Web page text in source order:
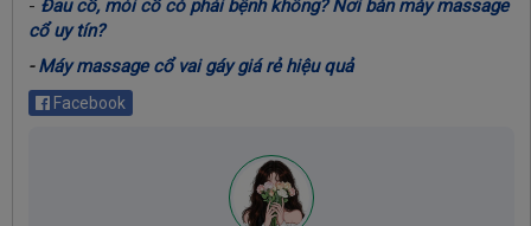
- Đau cổ, mỏi cổ có phải bệnh không? Nơi bán máy massage
cổ uy tín?
-Máy massage cổ vai gáy giá rẻ hiệu quả
Facebook